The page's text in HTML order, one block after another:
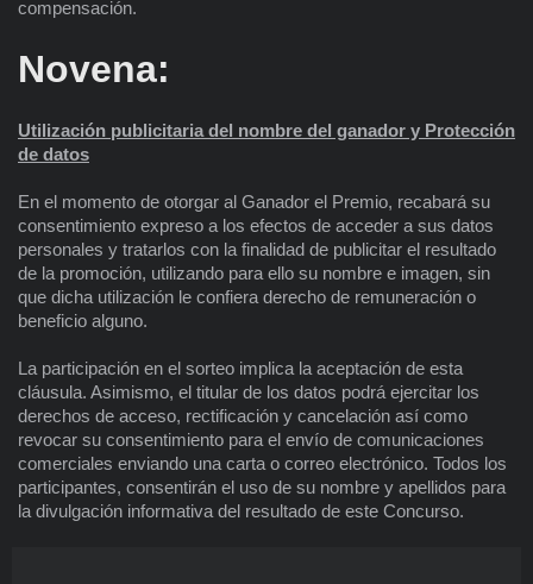
compensación.
Novena:
Utilización publicitaria del nombre del ganador y Protección
de datos
En el momento de otorgar al Ganador el Premio, recabará su
consentimiento expreso a los efectos de acceder a sus datos
personales y tratarlos con la finalidad de publicitar el resultado
de la promoción, utilizando para ello su nombre e imagen, sin
que dicha utilización le confiera derecho de remuneración o
beneficio alguno.
La participación en el sorteo implica la aceptación de esta
cláusula. Asimismo, el titular de los datos podrá ejercitar los
derechos de acceso, rectificación y cancelación así como
revocar su consentimiento para el envío de comunicaciones
comerciales enviando una carta o correo electrónico. Todos los
participantes, consentirán el uso de su nombre y apellidos para
la divulgación informativa del resultado de este Concurso.